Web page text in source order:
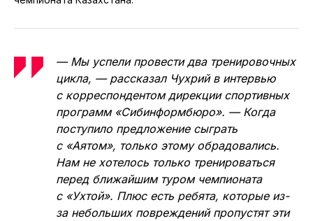
— Мы успели провести два тренировочных
цикла, — рассказал Чухрий в интервью
с корреспондентом дирекции спортивных
программ «Сибинформбюро». — Когда
поступило предложение сыграть
с «Аятом», только этому обрадовались.
Нам не хотелось только тренироваться
перед ближайшим туром чемпионата
с «Ухтой». Плюс есть ребята, которые из-
за небольших повреждений пропустят эти